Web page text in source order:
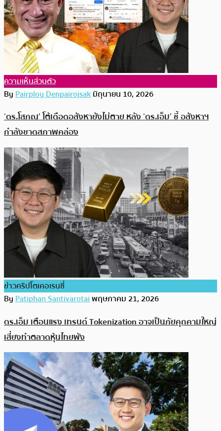
ความเห็นส่วนตัว
ByPairploy Denpairojsakมิถุนายน 10, 2026
‘ดร.โสภณ’ โต้เดือดอสังหายังไม่ตาย หลัง ‘ดร.เอ็ม’ ชี้ อสังหาฯ
กำลังขาดสภาพคล่อง
ข่าวคริปโตเคอเรนซี่
ByPatiphan Santivarotaiพฤษภาคม 21, 2026
ดร.เอ็ม เตือนแรง เทรนด์ Tokenization อาจเป็นภัยคุกคามใหญ่
เสี่ยงทำตลาดหุ้นไทยพัง